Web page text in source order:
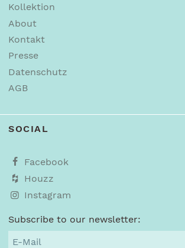
Kollektion
About
Kontakt
Presse
Datenschutz
AGB
SOCIAL
Facebook
Houzz
Instagram
Subscribe to our newsletter: